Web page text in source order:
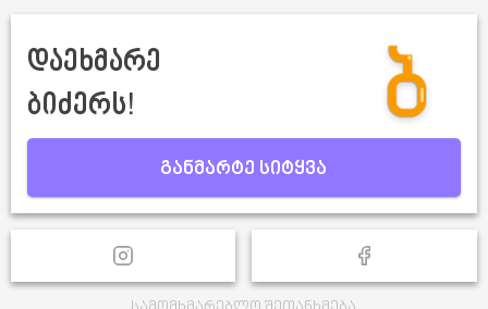
დაეხმარე
ბიძერს!
განმარტე სიტყვა